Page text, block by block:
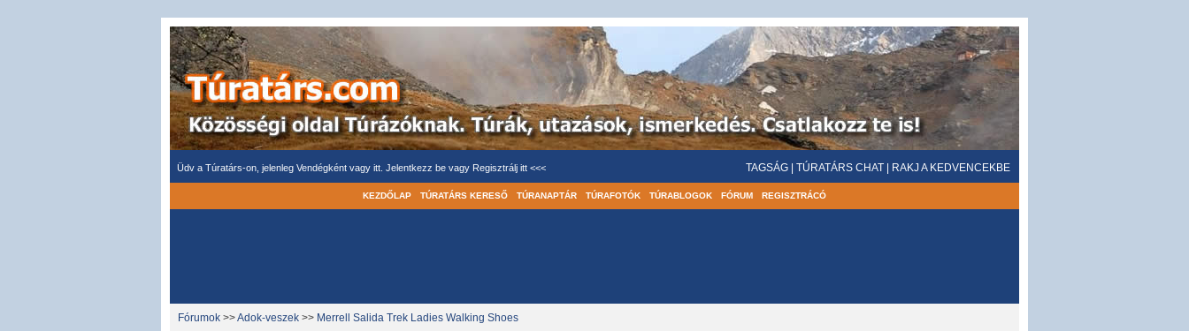
Üdv a Túratárs-on, jelenleg Vendégként vagy itt. Jelentkezz be vagy Regisztrálj itt <<< TAGSÁG TÚRATÁRS CHAT RAKJ A KEDVENCEKBE
KEZDŐLAP TÚRATÁRS KERESŐ TÚRANAPTÁR TÚRAFOTÓK TÚRABLOGOK FÓRUM REGISZTRÁCÓ
Fórumok >>Adok-veszek >> Merrell Salida Trek Ladies Walking Shoes